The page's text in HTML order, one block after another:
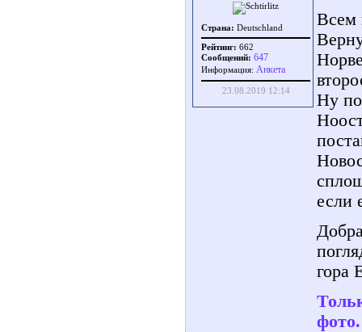
Страна: Deutschland
Рейтинг: 662
Сообщений: 647
Информация: Aнкета
23.08.2019 12:14
Всем
Ну
если
гора
фото.